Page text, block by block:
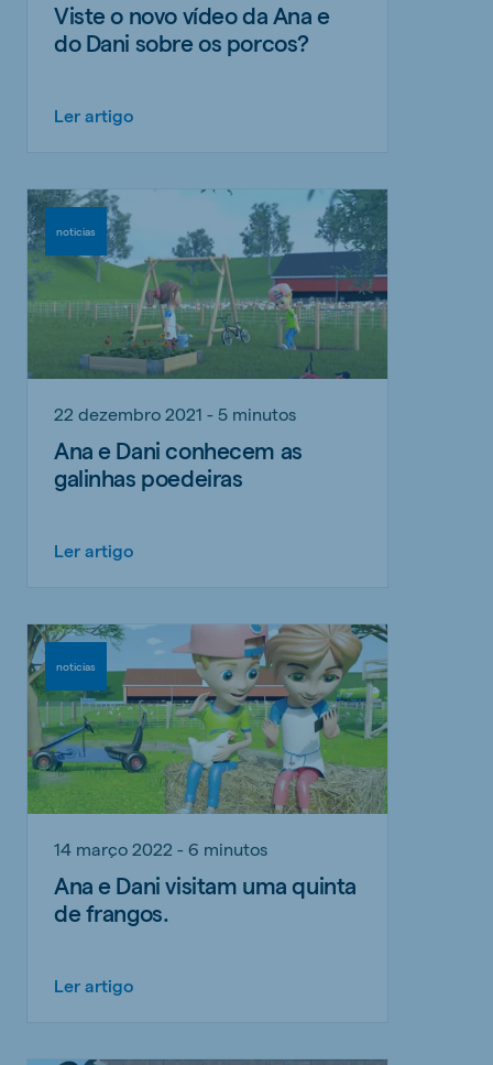
Viste o novo vídeo da Ana e
do Dani sobre os porcos?
Ler artigo
noticias
22 dezembro 2021 - 5 minutos
Ana e Dani conhecem as
galinhas poedeiras
Ler artigo
noticias
14 março 2022 - 6 minutos
Ana e Dani visitam uma quinta
de frangos.
Ler artigo